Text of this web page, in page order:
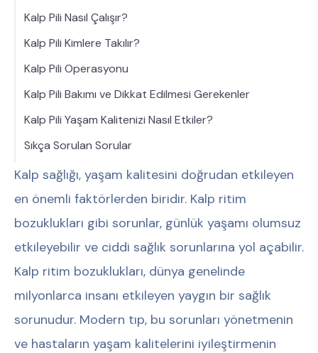
Kalp Pili Nasıl Çalışır?
Kalp Pili Kimlere Takılır?
Kalp Pili Operasyonu
Kalp Pili Bakımı ve Dikkat Edilmesi Gerekenler
Kalp Pili Yaşam Kalitenizi Nasıl Etkiler?
Sıkça Sorulan Sorular
Kalp sağlığı, yaşam kalitesini doğrudan etkileyen
en önemli faktörlerden biridir. Kalp ritim
bozuklukları gibi sorunlar, günlük yaşamı olumsuz
etkileyebilir ve ciddi sağlık sorunlarına yol açabilir.
Kalp ritim bozuklukları, dünya genelinde
milyonlarca insanı etkileyen yaygın bir sağlık
sorunudur. Modern tıp, bu sorunları yönetmenin
ve hastaların yaşam kalitelerini iyileştirmenin